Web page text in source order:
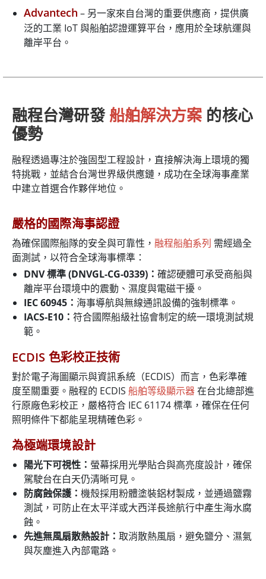
Advantech – 另一家來自台灣的重要供應商，提供廣
泛的工業 IoT 與船舶認證運算平台，應用於全球航運與
離岸平台。
融程台灣研發船舶解決方案 的核心
優勢
融程透過專注於強固型工程設計，直接解決海上環境的獨
特挑戰，並結合台灣世界級供應鏈，成功在全球海事產業
中建立首選合作夥伴地位。
嚴格的國際海事認證
為確保國際船隊的安全與可靠性， 融程船舶系列 需經過全
面測試，以符合全球海事標準：
DNV 標準 (DNVGL-CG-0339)： 確認硬體可承受商船與
離岸平台環境中的震動、濕度與電磁干擾。
IEC 60945： 海事導航與無線通訊設備的強制標準。
IACS-E10： 符合國際船級社協會制定的統一環境測試規
範。
ECDIS 色彩校正技術
對於電子海圖顯示與資訊系統（ECDIS）而言，色彩準確
度至關重要。融程的 ECDIS 船舶等级顯示器在台北總部進
行原廠色彩校正，嚴格符合 IEC 61174 標準，確保在任何
照明條件下都能呈現精確色彩。
為極端環境設計
陽光下可視性： 螢幕採用光學貼合與高亮度設計，確保
駕駛台在白天仍清晰可見。
防腐蝕保護： 機殼採用粉體塗裝鋁材製成，並通過鹽霧
測試，可防止在太平洋或大西洋長途航行中產生海水腐
蝕。
先進無風扇散熱設計： 取消散熱風扇，避免鹽分、濕氣
與灰塵進入內部電路。